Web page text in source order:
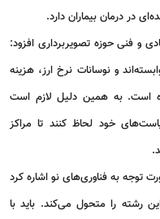
در درمان بیماران دارد.
و فنی حوزه تصویربرداری افزود:
و نوسانات نرخ ارز، هزینه
است. به همین دلیل لازم است
خود لحاظ کنند تا مراکز
توجه به فناوری‌های نو اشاره کرد
رشته را متحول می‌کند. باید با